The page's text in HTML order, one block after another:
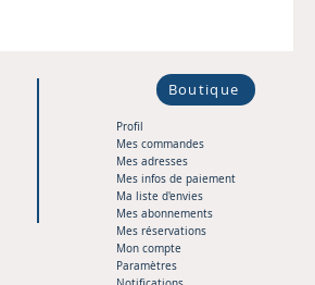
Boutique
Profil
Mes commandes
Mes adresses
Mes infos de paiement
Ma liste d'envies
Mes abonnements
Mes réservations
Mon compte
Paramètres